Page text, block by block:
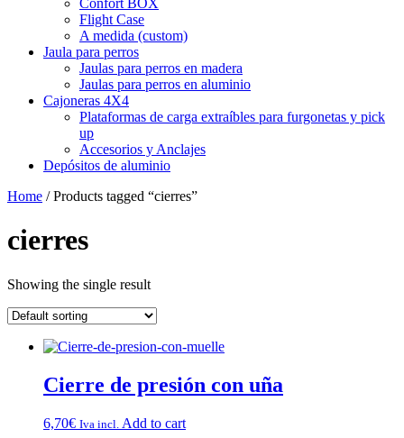
Confort BOX
Flight Case
A medida (custom)
Jaula para perros
Jaulas para perros en madera
Jaulas para perros en aluminio
Cajoneras 4X4
Plataformas de carga extraíbles para furgonetas y pick
up
Accesorios y Anclajes
Depósitos de aluminio
Home / Products tagged “cierres”
cierres
Showing the single result
Cierre de presión con uña
6,70€ Iva incl. Add to cart